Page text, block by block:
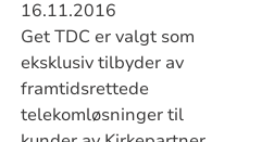
16.11.2016
Get TDC er valgt som
eksklusiv tilbyder av
framtidsrettede
telekomløsninger til